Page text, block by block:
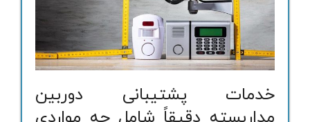
خدمات پشتیبانی دوربین